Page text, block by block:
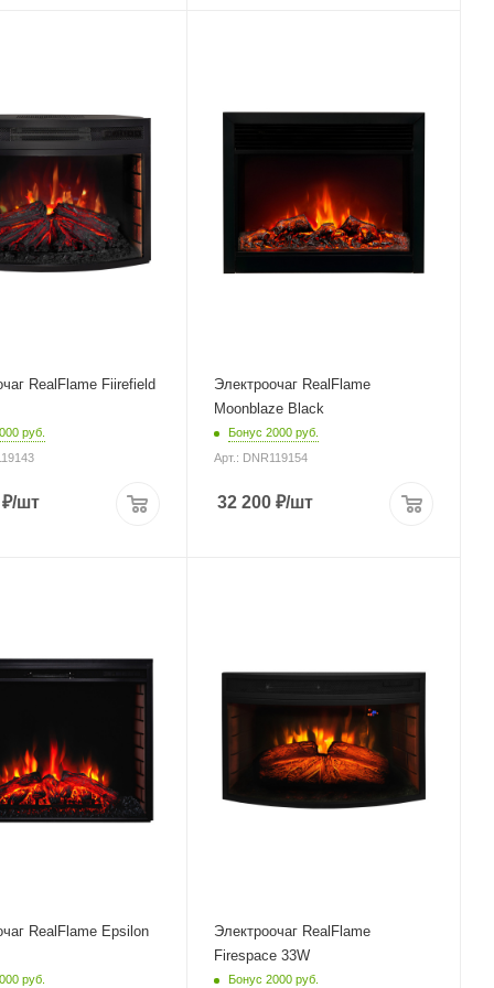
RealFlame Fiirefield
руб.
/шт
Электроочаг RealFlame
Moonblaze Black
Бонус 2000 руб.
Арт.: DNR119154
32 200₽/шт
RealFlame Epsilon
руб.
Электроочаг RealFlame
Firespace 33W
Бонус 2000 руб.